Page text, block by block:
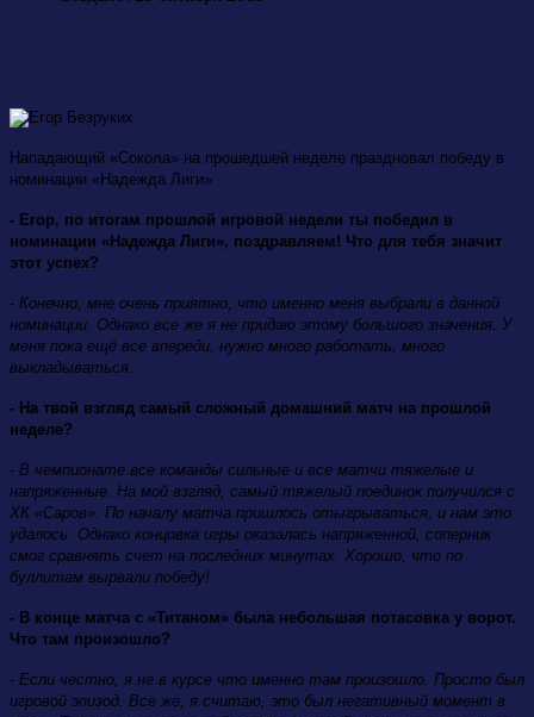
Нападающий «Сокола» на прошедшей неделе праздновал победу в
номинации «Надежда Лиги»
- Егор, по итогам прошлой игровой недели ты победил в
номинации «Надежда Лиги», поздравляем! Что для тебя значит
этот успех?
- Конечно, мне очень приятно, что именно меня выбрали в данной
номинации. Однако все же я не придаю этому большого значения. У
меня пока ещё все впереди, нужно много работать, много
выкладываться.
- На твой взгляд самый сложный домашний матч на прошлой
неделе?
- В чемпионате все команды сильные и все матчи тяжелые и
напряженные. На мой взгляд, самый тяжелый поединок получился с
ХК «Саров». По началу матча пришлось отыгрываться, и нам это
удалось. Однако концовка игры оказалась напряженной, соперник
смог сравнять счет на последних минутах. Хорошо, что по
буллитам вырвали победу!
- В конце матча с «Титаном» была небольшая потасовка у ворот.
Что там произошло?
- Если честно, я не в курсе что именно там произошло. Просто был
игровой эпизод. Все же, я считаю, это был негативный момент в